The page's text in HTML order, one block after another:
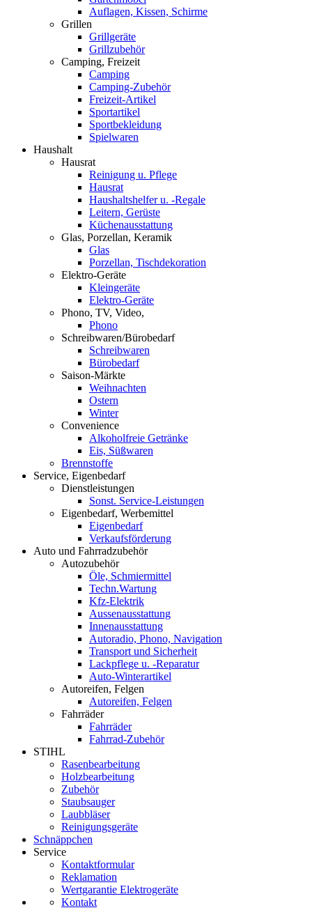
Auflagen, Kissen, Schirme
Grillen
Grillgeräte
Grillzubehör
Camping, Freizeit
Camping
Camping-Zubehör
Freizeit-Artikel
Sportartikel
Sportbekleidung
Spielwaren
Haushalt
Hausrat
Reinigung u. Pflege
Hausrat
Haushaltshelfer u. -Regale
Leitern, Gerüste
Küchenausstattung
Glas, Porzellan, Keramik
Glas
Porzellan, Tischdekoration
Elektro-Geräte
Kleingeräte
Elektro-Geräte
Phono, TV, Video,
Phono
Schreibwaren/Bürobedarf
Schreibwaren
Bürobedarf
Saison-Märkte
Weihnachten
Ostern
Winter
Convenience
Alkoholfreie Getränke
Eis, Süßwaren
Brennstoffe
Service, Eigenbedarf
Dienstleistungen
Sonst. Service-Leistungen
Eigenbedarf, Werbemittel
Eigenbedarf
Verkaufsförderung
Auto und Fahrradzubehör
Autozubehör
Öle, Schmiermittel
Techn.Wartung
Kfz-Elektrik
Aussenausstattung
Innenausstattung
Autoradio, Phono, Navigation
Transport und Sicherheit
Lackpflege u. -Reparatur
Auto-Winterartikel
Autoreifen, Felgen
Autoreifen, Felgen
Fahrräder
Fahrräder
Fahrrad-Zubehör
STIHL
Rasenbearbeitung
Holzbearbeitung
Zubehör
Staubsauger
Laubbläser
Reinigungsgeräte
Schnäppchen
Service
Kontaktformular
Reklamation
Wertgarantie Elektrogeräte
Kontakt